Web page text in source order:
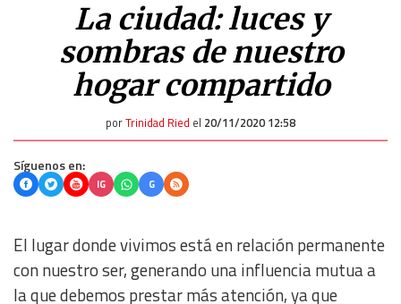
La ciudad: luces y
sombras de nuestro
hogar compartido
porTrinidad Ried el 20/11/2020 12:58
Síguenos en:
IG G
El lugar donde vivimos está en relación permanente
con nuestro ser, generando una influencia mutua a
la que debemos prestar más atención, ya que